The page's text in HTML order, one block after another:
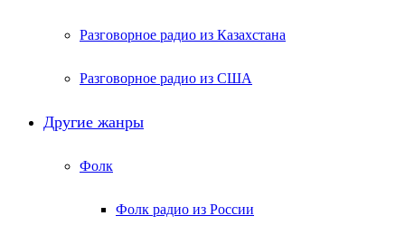
Разговорное радио из Казахстана
Разговорное радио из США
Другие жанры
Фолк
Фолк радио из России